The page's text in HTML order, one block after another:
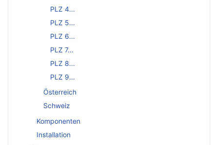
PLZ 4...
PLZ 5...
PLZ 6...
PLZ 7...
PLZ 8...
PLZ 9...
Österreich
Schweiz
Komponenten
Installation